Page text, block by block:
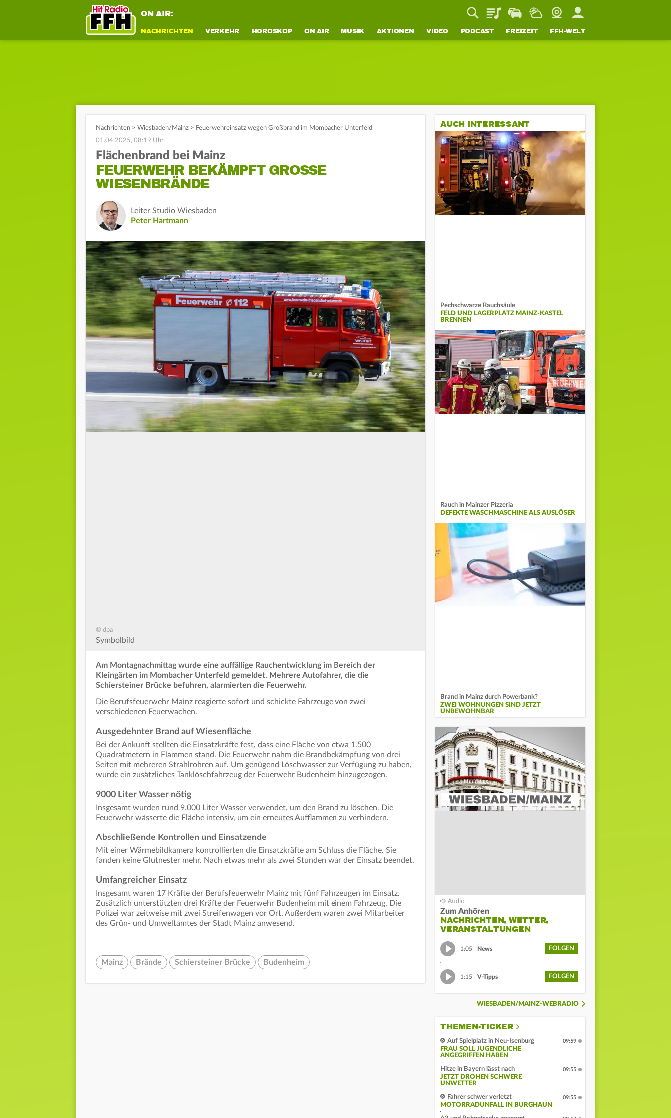
ON AIR: PlaylistStaupilotWetterWebcamMein FFH
NACHRICHTEN VERKEHR HOROSKOP ON AIR MUSIK AKTIONEN VIDEO PODCAST FREIZEIT FFH-WELT
Nachrichten > Wiesbaden/Mainz > Feuerwehreinsatz wegen Großbrand im Mombacher Unterfeld
01.04.2025, 08:19 Uhr
Flächenbrand bei Mainz
FEUERWEHR BEKÄMPFT GROSSE W
IESENBRÄNDE
Leiter Studio Wiesbaden
Peter Hartmann
© dpa
Symbolbild
Am Montagnachmittag wurde eine auffällige Rauchentwicklung im Bereich der
Kleingärten im Mombacher Unterfeld gemeldet. Mehrere Autofahrer, die die
Schiersteiner Brücke befuhren, alarmierten die Feuerwehr.
Die Berufsfeuerwehr Mainz reagierte sofort und schickte Fahrzeuge von zwei
verschiedenen Feuerwachen.
Ausgedehnter Brand auf Wiesenfläche
Bei der Ankunft stellten die Einsatzkräfte fest, dass eine Fläche von etwa 1.500
Quadratmetern in Flammen stand. Die Feuerwehr nahm die Brandbekämpfung von drei
Seiten mit mehreren Strahlrohren auf. Um genügend Löschwasser zur Verfügung zu haben,
wurde ein zusätzliches Tanklöschfahrzeug der Feuerwehr Budenheim hinzugezogen.
9000 Liter Wasser nötig
Insgesamt wurden rund 9.000 Liter Wasser verwendet, um den Brand zu löschen. Die
Feuerwehr wässerte die Fläche intensiv, um ein erneutes Aufflammen zu verhindern.
Abschließende Kontrollen und Einsatzende
Mit einer Wärmebildkamera kontrollierten die Einsatzkräfte am Schluss die Fläche. Sie
fanden keine Glutnester mehr. Nach etwas mehr als zwei Stunden war der Einsatz beendet.
Umfangreicher Einsatz
Insgesamt waren 17 Kräfte der Berufsfeuerwehr Mainz mit fünf Fahrzeugen im Einsatz.
Zusätzlich unterstützten drei Kräfte der Feuerwehr Budenheim mit einem Fahrzeug. Die
Polizei war zeitweise mit zwei Streifenwagen vor Ort. Außerdem waren zwei Mitarbeiter
des Grün- und Umweltamtes der Stadt Mainz anwesend.
Mainz Brände Schiersteiner Brücke Budenheim
AUCH INTERESSANT
Pechschwarze Rauchsäule
FELD UND LAGERPLATZ MAINZ-KASTEL
BRENNEN
Rauch in Mainzer Pizzeria
DEFEKTE WASCHMASCHINE ALS AUSLÖSER
Brand in Mainz durch Powerbank?
ZWEI WOHNUNGEN SIND JETZT
UNBEWOHNBAR
Zum Anhören
NACHRICHTEN, WETTER,
VERANSTALTUNGEN
1:05 News FOLGEN
1:15 V-Tipps FOLGEN
WIESBADEN/MAINZ-WEBRADIO
THEMEN-TICKER
Auf Spielplatz in Neu-Isenburg
FRAU SOLL JUGENDLICHE
ANGEGRIFFEN HABEN
09:59
Hitze in Bayern lässt nach
JETZT DROHEN SCHWERE
UNWETTER
09:55
Fahrer schwer verletzt
MOTORRADUNFALL IN BURGHAUN
09:55